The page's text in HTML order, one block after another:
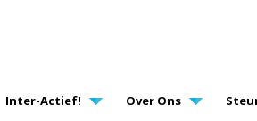
Inter-Actief! Over Ons